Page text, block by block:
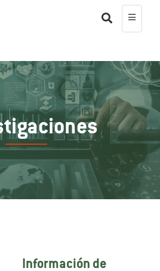
Información de